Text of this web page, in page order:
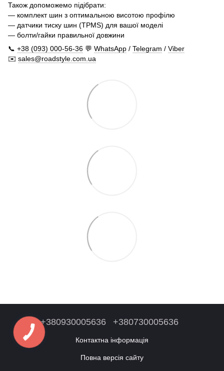
Також допоможемо підібрати:
— комплект шин з оптимальною висотою профілю
— датчики тиску шин (TPMS) для вашої моделі
— болти/гайки правильної довжини
📞 +38 (093) 000-56-36 💬 WhatsApp / Telegram / Viber
✉️ sales@roadstyle.com.ua
+380930005636 +380730005636
Контактна інформація
Повна версія сайту